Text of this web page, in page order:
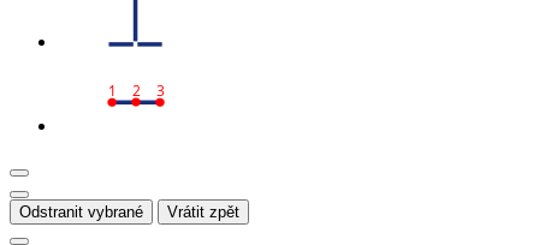
1 2 3
Odstranit vybrané Vrátit zpět